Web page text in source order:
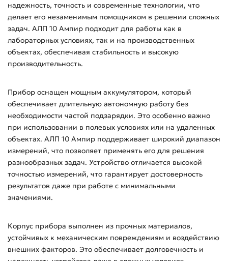
надежность, точность и современные технологии, что
делает его незаменимым помощником в решении сложных
задач. АЛП 10 Ампир подходит для работы как в
лабораторных условиях, так и на производственных
объектах, обеспечивая стабильность и высокую
производительность.
Прибор оснащен мощным аккумулятором, который
обеспечивает длительную автономную работу без
необходимости частой подзарядки. Это особенно важно
при использовании в полевых условиях или на удаленных
объектах. АЛП 10 Ампир поддерживает широкий диапазон
измерений, что позволяет применять его для решения
разнообразных задач. Устройство отличается высокой
точностью измерений, что гарантирует достоверность
результатов даже при работе с минимальными
значениями.
Корпус прибора выполнен из прочных материалов,
устойчивых к механическим повреждениям и воздействию
внешних факторов. Это обеспечивает долговечность и